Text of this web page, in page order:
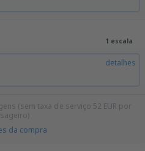
1 escala
detalhes
(sem taxa de serviço 52 EUR por
da compra